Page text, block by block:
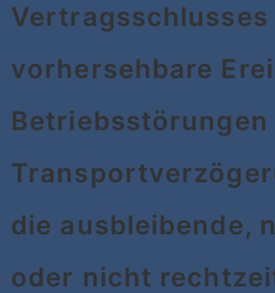
vorhersehbare
die ausbleibende,
oder nicht